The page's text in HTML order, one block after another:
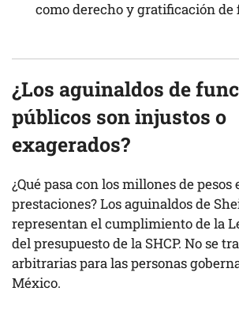
como derecho y gratificación de
¿Los aguinaldos de
públicos son injustos o
exagerados?
¿Qué pasa con los millones de pesos
prestaciones? Los aguinaldos de
representan el cumplimiento de la
del presupuesto de la SHCP. No se
arbitrarias para las personas
México.